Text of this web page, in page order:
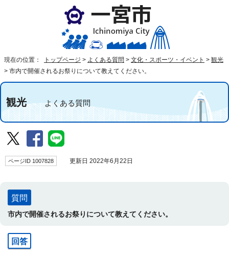
現在の位置： トップページ > よくある質問 > 文化・スポーツ・イベント > 観光
> 市内で開催されるお祭りについて教えてください。
観光よくある質問
ページID 1007828 更新日 2022年6月22日
質問
市内で開催されるお祭りについて教えてください。
回答